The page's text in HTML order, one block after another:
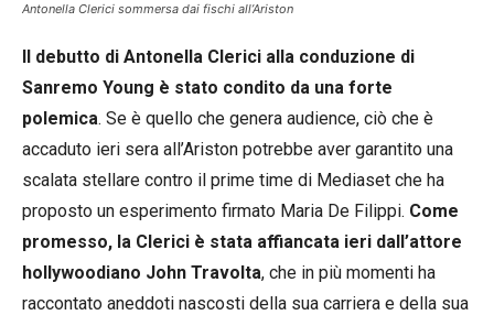
Antonella Clerici sommersa dai fischi all’Ariston
Il debutto di Antonella Clerici alla conduzione di
Sanremo Young è stato condito da una forte
polemica. Se è quello che genera audience, ciò che è
accaduto ieri sera all’Ariston potrebbe aver garantito una
scalata stellare contro il prime time di Mediaset che ha
proposto un esperimento firmato Maria De Filippi. Come
promesso, la Clerici è stata affiancata ieri dall’attore
hollywoodiano John Travolta, che in più momenti ha
raccontato aneddoti nascosti della sua carriera e della sua